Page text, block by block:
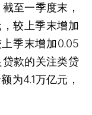
至一季度末，
较上季末增加
季末增加0.05
款的关注类贷
为4.1万亿元，